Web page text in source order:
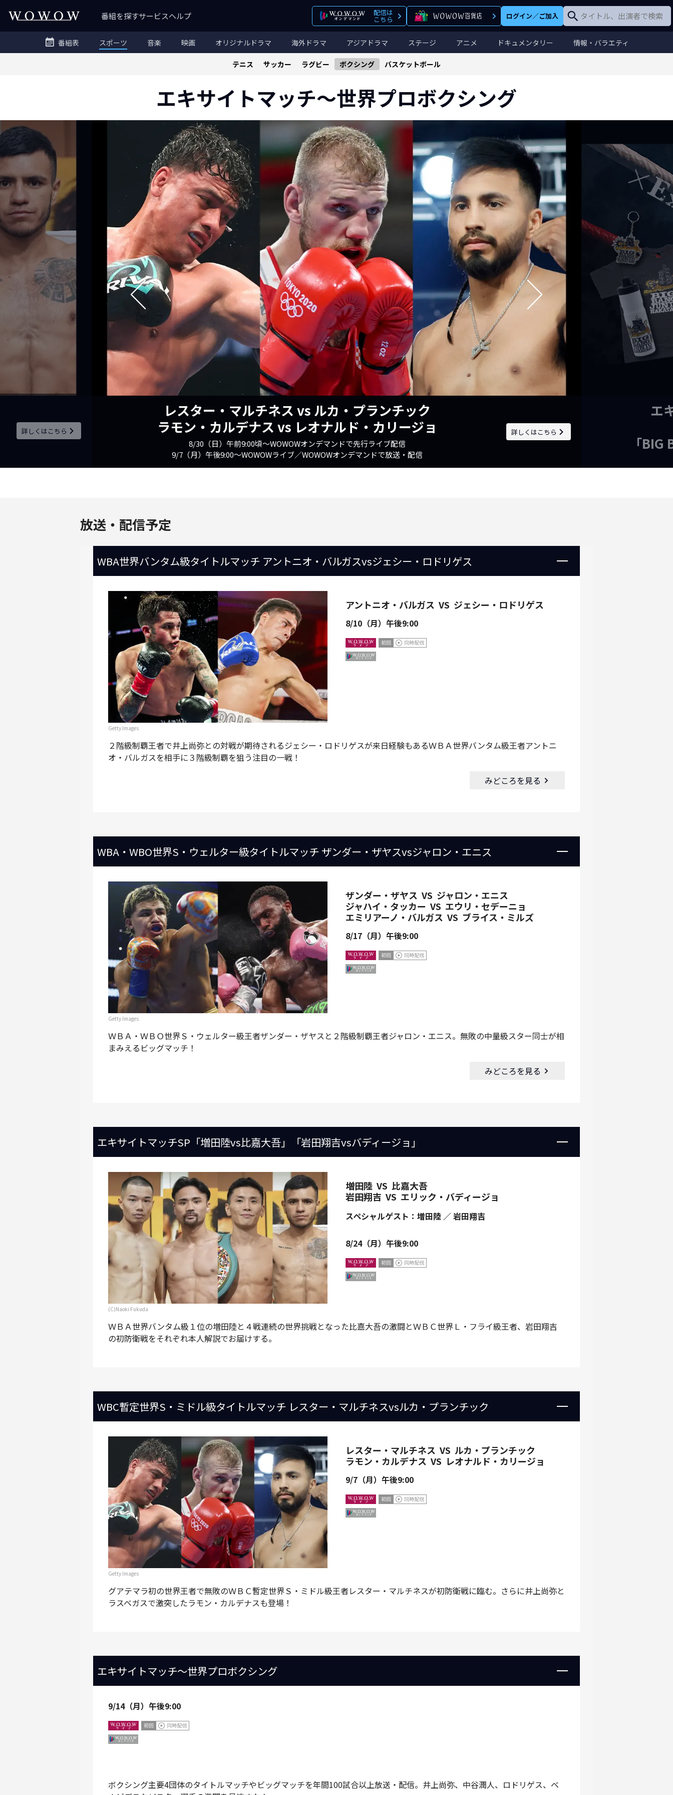
番組を探すサービスヘルプ 配信は
こちら ログイン／ご加入
番組表 スポーツ 音楽 映画 オリジナルドラマ 海外ドラマ アジアドラマ ステージ アニメ ドキュメンタリー 情報・バラエティ
テニス サッカー ラグビー ボクシング バスケットボール
エキサイトマッチ～世界プロボクシング
詳しくはこちら
エキサイトマッチが誇るトップクリエイターと
中谷潤人が共鳴して生まれた
「BIG BANG JUNTO NAKATANI Tiger」好評販売中！
詳しくはこちら
放送・配信予定
WBA世界バンタム級タイトルマッチ アントニオ・バルガスvsジェシー・ロドリゲス
Getty Images
アントニオ・バルガス VS ジェシー・ロドリゲス
8/10（月）午後9:00
２階級制覇王者で井上尚弥との対戦が期待されるジェシー・ロドリゲスが来日経験もあるＷＢＡ世界バンタム級王者アントニ
オ・バルガスを相手に３階級制覇を狙う注目の一戦！
みどころを見る
WBA・WBO世界S・ウェルター級タイトルマッチ ザンダー・ザヤスvsジャロン・エニス
Getty Images
ザンダー・ザヤス VS ジャロン・エニス
ジャハイ・タッカー VS エウリ・セデーニョ
エミリアーノ・バルガス VS ブライス・ミルズ
8/17（月）午後9:00
ＷＢＡ・ＷＢＯ世界Ｓ・ウェルター級王者ザンダー・ザヤスと２階級制覇王者ジャロン・エニス。無敗の中量級スター同士が相
まみえるビッグマッチ！
みどころを見る
エキサイトマッチSP「増田陸vs比嘉大吾」「岩田翔吉vsバディージョ」
(C)Naoki Fukuda
増田陸 VS 比嘉大吾
岩田翔吉 VS エリック・バディージョ
スペシャルゲスト：増田陸 ／ 岩田翔吉
8/24（月）午後9:00
ＷＢＡ世界バンタム級１位の増田陸と４戦連続の世界挑戦となった比嘉大吾の激闘とＷＢＣ世界Ｌ・フライ級王者、岩田翔吉
の初防衛戦をそれぞれ本人解説でお届けする。
WBC暫定世界S・ミドル級タイトルマッチ レスター・マルチネスvsルカ・プランチック
Getty Images
レスター・マルチネス VS ルカ・プランチック
ラモン・カルデナス VS レオナルド・カリージョ
9/7（月）午後9:00
グアテマラ初の世界王者で無敗のＷＢＣ暫定世界Ｓ・ミドル級王者レスター・マルチネスが初防衛戦に臨む。さらに井上尚弥と
ラスベガスで激突したラモン・カルデナスも登場！
エキサイトマッチ～世界プロボクシング
9/14（月）午後9:00
ボクシング主要4団体のタイトルマッチやビッグマッチを年間100試合以上放送・配信。井上尚弥、中谷潤人、ロドリゲス、ベ